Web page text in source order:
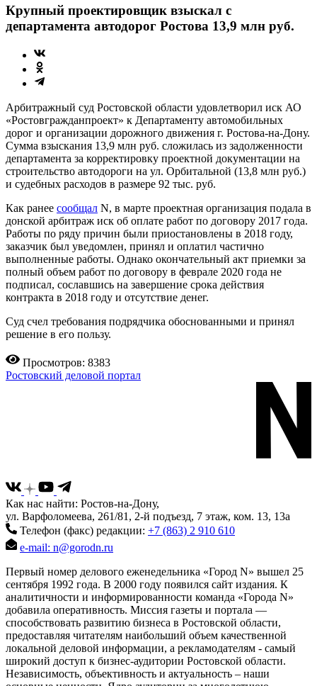
Крупный проектировщик взыскал с
департамента автодорог Ростова 13,9 млн руб.
Арбитражный суд Ростовской области удовлетворил иск АО
«Ростовгражданпроект» к Департаменту автомобильных
дорог и организации дорожного движения г. Ростова-на-Дону.
Сумма взыскания 13,9 млн руб. сложилась из задолженности
департамента за корректировку проектной документации на
строительство автодороги на ул. Орбитальной (13,8 млн руб.)
и судебных расходов в размере 92 тыс. руб.
Как ранее сообщал N, в марте проектная организация подала в
донской арбитраж иск об оплате работ по договору 2017 года.
Работы по ряду причин были приостановлены в 2018 году,
заказчик был уведомлен, принял и оплатил частично
выполненные работы. Однако окончательный акт приемки за
полный объем работ по договору в феврале 2020 года не
подписал, сославшись на завершение срока действия
контракта в 2018 году и отсутствие денег.
Суд счел требования подрядчика обоснованными и принял
решение в его пользу.
Просмотров: 8383
Ростовский деловой портал
Как нас найти: Ростов-на-Дону,
ул. Варфоломеева, 261/81, 2-й подъезд, 7 этаж, ком. 13, 13а
Телефон (факс) редакции: +7 (863) 2 910 610
e-mail: n@gorodn.ru
Первый номер делового еженедельника «Город N» вышел 25
сентября 1992 года. В 2000 году появился сайт издания. К
аналитичности и информированности команда «Города N»
добавила оперативность. Миссия газеты и портала —
способствовать развитию бизнеса в Ростовской области,
предоставляя читателям наибольший объем качественной
локальной деловой информации, а рекламодателям - самый
широкий доступ к бизнес-аудитории Ростовской области.
Независимость, объективность и актуальность – наши